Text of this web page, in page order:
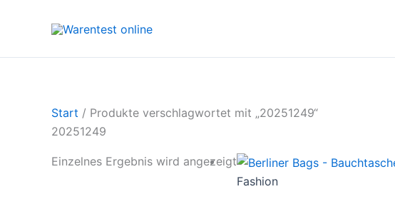
Start / Produkte verschlagwortet mit „20251249“
20251249
Einzelnes Ergebnis wird angezeigt
Fashion